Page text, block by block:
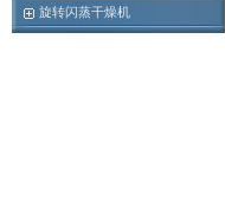
旋转闪蒸干燥机